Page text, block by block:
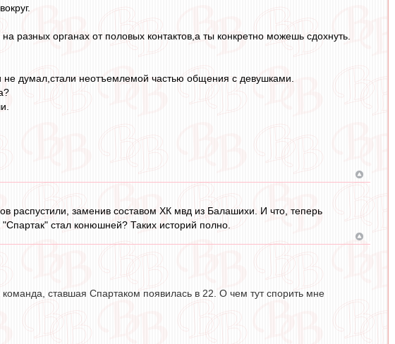
органах от половых контактов,а ты конкретно можешь сдохнуть.
думал,стали неотъемлемой частью общения с девушками.
распустили, заменив составом ХК мвд из Балашихи. И что, теперь
стал конюшней? Таких историй полно.
ставшая Спартаком появилась в 22. О чем тут спорить мне